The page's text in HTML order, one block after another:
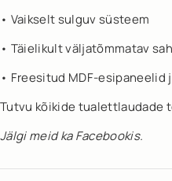
• Vaikselt sulguv süsteem
• Täielikult väljatõmmatav
• Freesitud MDF-esipaneelid
Tutvu kõikide tualettlaudade
Jälgi meid kaFacebookis.